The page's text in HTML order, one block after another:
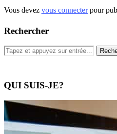
Vous devez vous connecterpour
Rechercher
QUI SUIS-JE?